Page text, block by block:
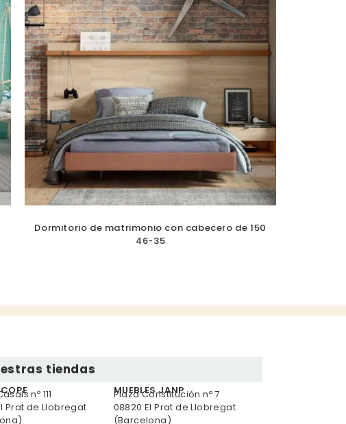
Dormitorio de matrimonio con cabecero de 150
46-35
tiendas
nº 111
Prat de Llobregat
MUEBLES JANP
Plaza Constitución nº 7
08820 El Prat de Llobregat
(Barcelona)